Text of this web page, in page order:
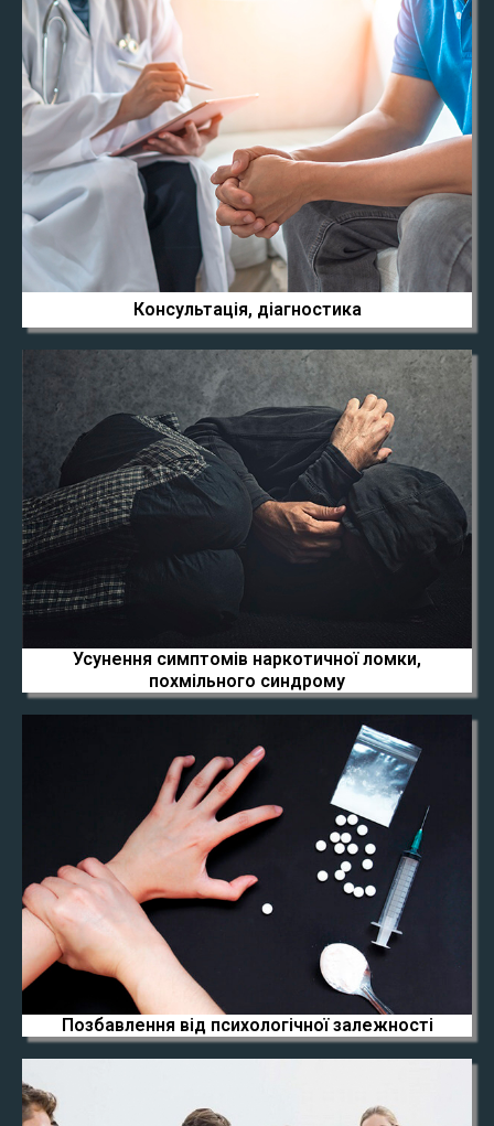
Консультація, діагностика
Усунення симптомів наркотичної ломки,
похмільного синдрому
Позбавлення від психологічної залежності